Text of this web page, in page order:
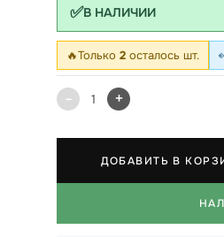
✅В НАЛИЧИИ
🔥Только 2 осталось шт.
- 1 +
ДОБАВИТЬ В